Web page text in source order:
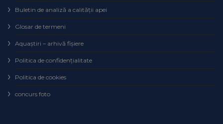
Buletin de analiză a calităţii apei
Glosar de termeni
Aquaștiri – arhivă fișiere
Politica de confidențialitate
Politica de cookies
concurs foto